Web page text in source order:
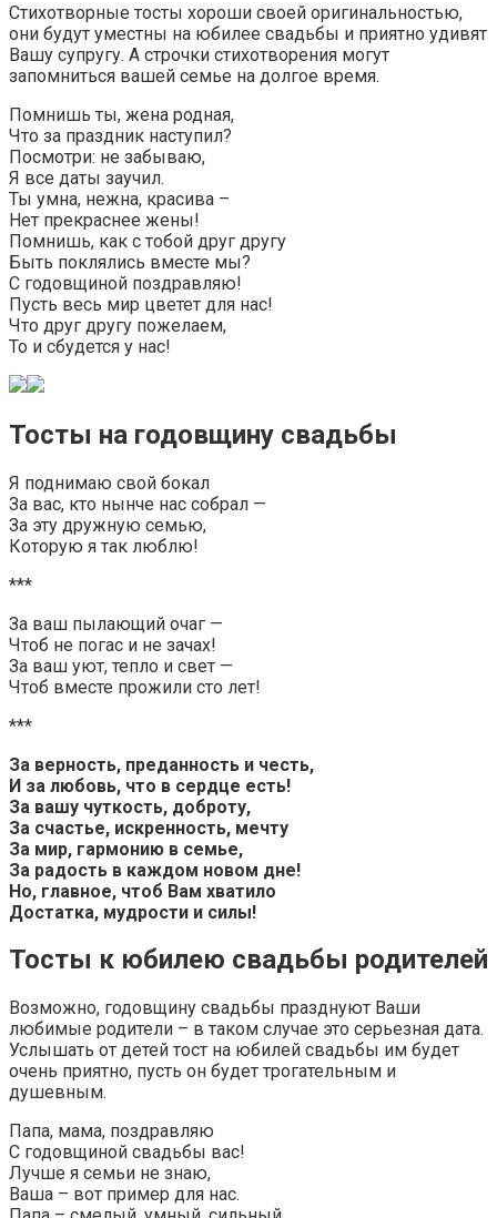
Стихотворные тосты хороши своей оригинальностью,
они будут уместны на юбилее свадьбы и приятно удивят
Вашу супругу. А строчки стихотворения могут
запомниться вашей семье на долгое время.
Помнишь ты, жена родная,
Что за праздник наступил?
Посмотри: не забываю,
Я все даты заучил.
Ты умна, нежна, красива –
Нет прекраснее жены!
Помнишь, как с тобой друг другу
Быть поклялись вместе мы?
С годовщиной поздравляю!
Пусть весь мир цветет для нас!
Что друг другу пожелаем,
То и сбудется у нас!
Тосты на годовщину свадьбы
Я поднимаю свой бокал
За вас, кто нынче нас собрал —
За эту дружную семью,
Которую я так люблю!
***
За ваш пылающий очаг —
Чтоб не погас и не зачах!
За ваш уют, тепло и свет —
Чтоб вместе прожили сто лет!
***
За верность, преданность и честь,
И за любовь, что в сердце есть!
За вашу чуткость, доброту,
За счастье, искренность, мечту
За мир, гармонию в семье,
За радость в каждом новом дне!
Но, главное, чтоб Вам хватило
Достатка, мудрости и силы!
Тосты к юбилею свадьбы родителей
Возможно, годовщину свадьбы празднуют Ваши
любимые родители – в таком случае это серьезная дата.
Услышать от детей тост на юбилей свадьбы им будет
очень приятно, пусть он будет трогательным и
душевным.
Папа, мама, поздравляю
С годовщиной свадьбы вас!
Лучше я семьи не знаю,
Ваша – вот пример для нас.